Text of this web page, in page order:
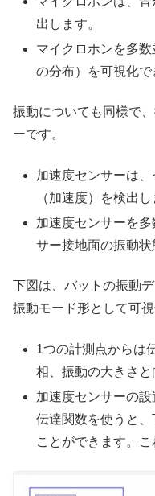
出します。
マイクロホンを多
の分布）を可視化で
振動についても同様で
ーです。
加速度センサーは
（加速度）を検出し
加速度センサーを
サー接地面の振動状
下図は、バットの振動
振動モード形として可
1つの計測点からは
相、振動の大きさと
加速度センサーの
伝達関数を使うと
ことができます。こ